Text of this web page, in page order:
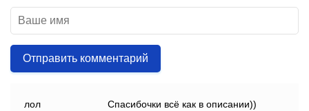
Отправить комментарий
лол Спасибочки всё как в описании))